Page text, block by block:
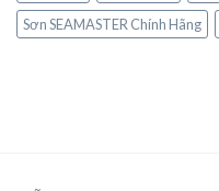
Sơn SEAMASTER Chính Hãng